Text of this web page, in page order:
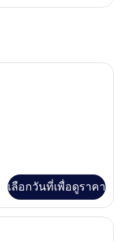
ระดับพรีเมียม, ตู้นิรภัยใน
เลือกวันที่เพื่อดูราคา
ระดับพรีเมียม, ตู้นิรภัยใน